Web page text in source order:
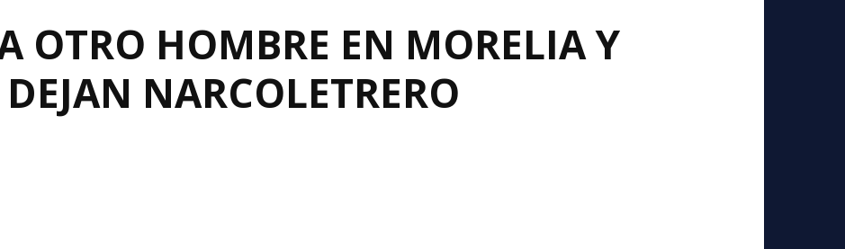
OTRO HOMBRE EN MORELIA Y
NARCOLETRERO